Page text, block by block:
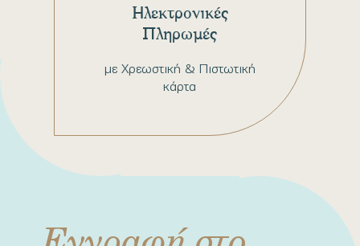
με Χρεωστική & Πιστωτική
κάρτα
Ηλεκτρονικές
Πληρωμές